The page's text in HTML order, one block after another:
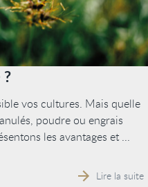
vos cultures. Mais quelle
poudre ou engrais
les avantages et ...
Lire la suite